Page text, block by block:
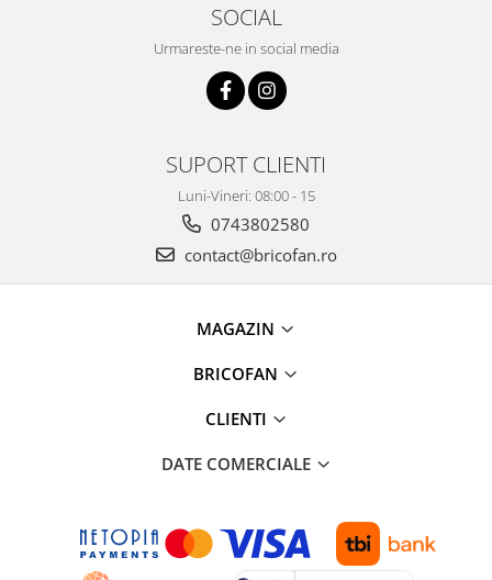
Accesorii aragaze & butelii
Prelungitoare & cabluri electrice
Lanterne
Lumina de crestere pentru plante
SOCIAL
Urmareste-ne in social media
SUPORT CLIENTI
Luni-Vineri: 08:00 - 15
0743802580
contact@bricofan.ro
MAGAZIN
BRICOFAN
CLIENTI
DATE COMERCIALE